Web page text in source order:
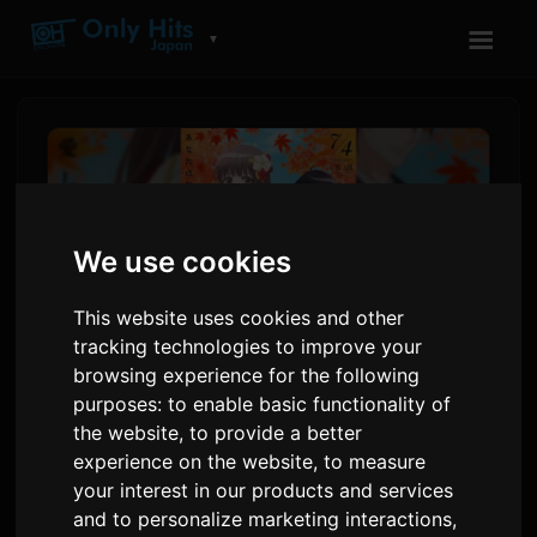
We use cookies
This website uses cookies and other
tracking technologies to improve your
browsing experience for the following
purposes:to enable basic functionality of
the website,to provide a better
experience on the website,to measure
your interest in our products and services
and to personalize marketing interactions,
▼ ☰
ClariS 'Oni no Hanayome'
ಆನಿಮೆಗಾಗಿ ಹೊಸ ಏಕಗೀತೆ
'Hitokoto' ಬಿಡುಗಡೆ ಮಾಡಿದೆ